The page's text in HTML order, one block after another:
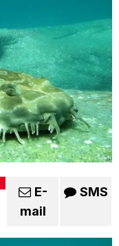
E-
mail
SMS